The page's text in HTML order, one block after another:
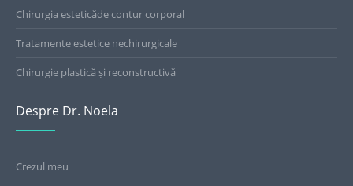
Chirurgia esteticăde contur corporal
Tratamente estetice nechirurgicale
Chirurgie plastică și reconstructivă
Despre Dr. Noela
Crezul meu